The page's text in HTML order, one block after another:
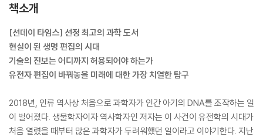
책소개
[선데이 타임스] 선정 최고의 과학 도서
현실이 된 생명 편집의 시대
기술의 진보는 어디까지 허용되어야 하는가
유전자 편집이 바꿔놓을 미래에 대한 가장 치열한 탐구
2018년, 인류 역사상 처음으로 과학자가 인간 아기의 DNA를 조작하는 일
이 벌어졌다. 생물학자이자 역사학자인 저자는 이 사건이 유전학의 시대가
처음 열렸을 때부터 많은 과학자가 두려워했던 일이라고 이야기한다. 지난